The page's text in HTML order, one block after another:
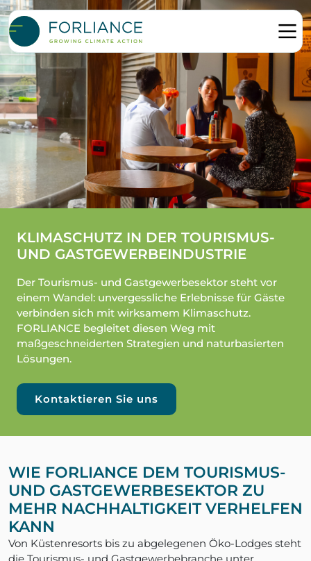
KLIMASCHUTZ IN DER TOURISMUS-
UND GASTGEWERBEINDUSTRIE
Der Tourismus- und Gastgewerbesektor steht vor
einem Wandel: unvergessliche Erlebnisse für Gäste
verbinden sich mit wirksamem Klimaschutz.
FORLIANCE begleitet diesen Weg mit
maßgeschneiderten Strategien und naturbasierten
Lösungen.
Kontaktieren Sie uns
WIE FORLIANCE DEM TOURISMUS-
UND GASTGEWERBESEKTOR ZU
MEHR NACHHALTIGKEIT VERHELFEN
KANN
Von Küstenresorts bis zu abgelegenen Öko-Lodges steht